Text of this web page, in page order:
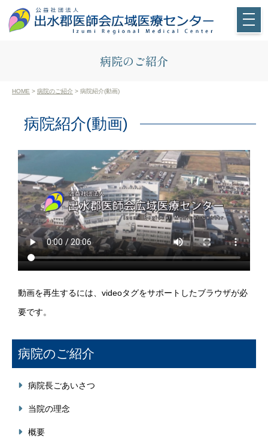
病院のご紹介
HOME > 病院のご紹介 > 病院紹介(動画)
病院紹介(動画)
動画を再生するには、videoタグをサポートしたブラウザが必
要です。
病院のご紹介
病院長ごあいさつ
当院の理念
概要